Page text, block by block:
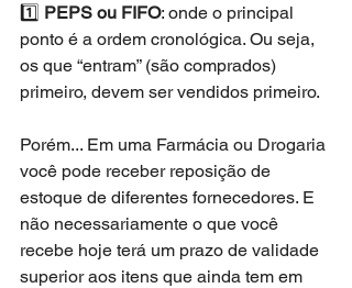
1️⃣ PEPS ou FIFO: onde o principal
ponto é a ordem cronológica. Ou seja,
os que “entram” (são comprados)
primeiro, devem ser vendidos primeiro.
Porém... Em uma Farmácia ou Drogaria
você pode receber reposição de
estoque de diferentes fornecedores. E
não necessariamente o que você
recebe hoje terá um prazo de validade
superior aos itens que ainda tem em